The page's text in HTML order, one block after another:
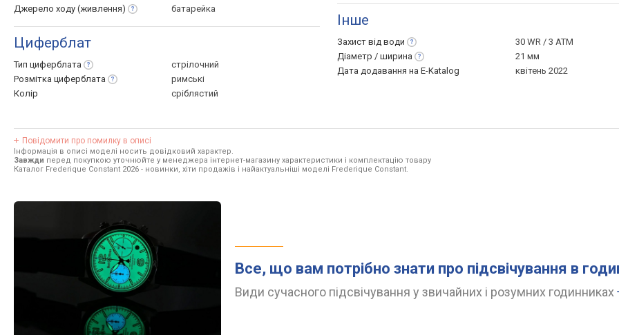
Джерело ходу (живлення) батарейка
Циферблат
Тип циферблата
стрілочний
Розмітка циферблата
римські
Колір
сріблястий
Інше
Захист від води
30 WR / 3 ATM
Діаметр / ширина
21 мм
Дата додавання на E-Katalog
квітень 2022
Повідомити про помилку в описі
Інформація в описі моделі носить довідковий характер.
Завжди перед покупкою уточнюйте у менеджера інтернет-магазину характеристики і комплектацію товару
Каталог Frederique Constant 2026 - новинки, хіти продажів і найактуальніші моделі Frederique Constant.
Все, що вам потрібно знати про підсвічування в
Види сучасного підсвічування у звичайних і розумних годинниках